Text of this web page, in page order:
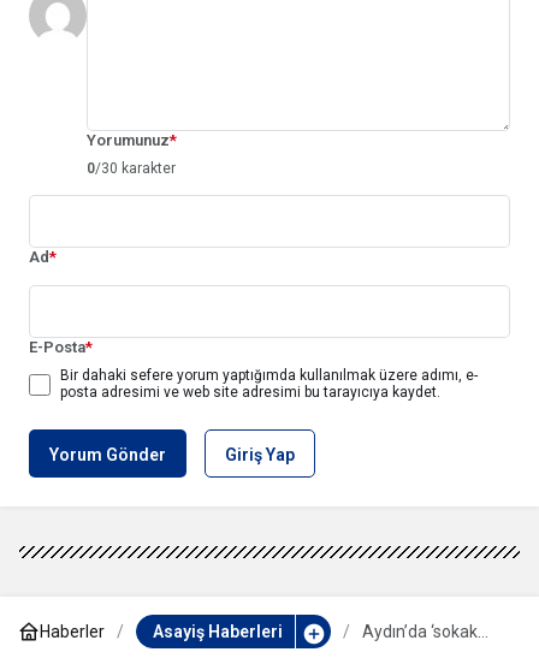
Yorumunuz*
0/30 karakter
Ad*
E-Posta*
Bir dahaki sefere yorum yaptığımda kullanılmak üzere adımı, e-
posta adresimi ve web site adresimi bu tarayıcıya kaydet.
Yorum Gönder Giriş Yap
Haberler Asayiş Haberleri
Aydın’da ‘sokak